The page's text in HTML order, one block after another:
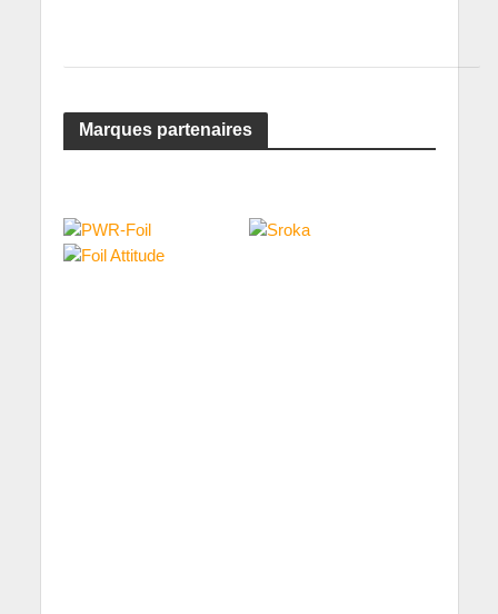
Marques partenaires